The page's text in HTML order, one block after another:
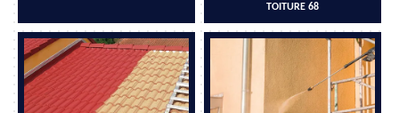
TOITURE 68